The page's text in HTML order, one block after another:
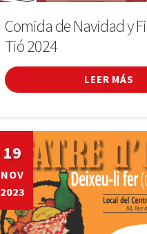
Comida de Navidad y
Tió 2024
LEER MÁS
19
NOV
2023